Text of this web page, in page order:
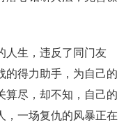
人生，违反了同门友
的得力助手，为自己的
算尽，却不知，自己的
，一场复仇的风暴正在